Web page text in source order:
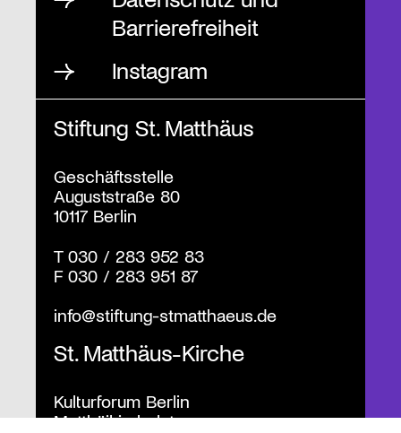
Barrierefreiheit
Instagram
Stiftung St. Matthäus
Geschäftsstelle
Auguststraße 80
10117 Berlin
T030 / 283 952 83
F030 / 283 951 87
info@stiftung-stmatthaeus.de
St. Matthäus-Kirche
Kulturforum Berlin
Matthäikirchplatz